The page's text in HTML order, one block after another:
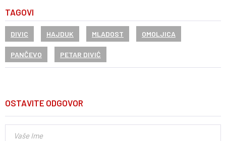
TAGOVI
DIVIC HAJDUK MLADOST OMOLJICA
PANČEVO PETAR DIVIĆ
OSTAVITE ODGOVOR